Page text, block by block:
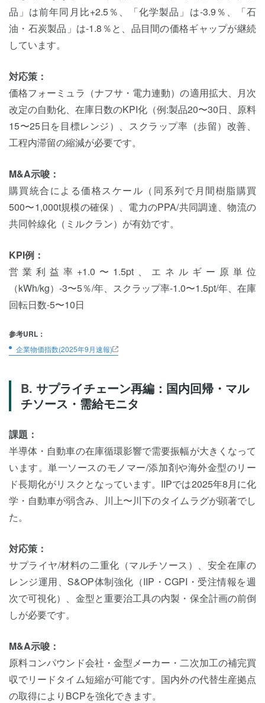
品」は前年同月比+2.5％、「化学製品」は-3.9％、「石
油・石炭製品」は-1.8％と、品目間の価格ギャップが継続
しています。
対応策：
価格フォーミュラ（ナフサ・電力連動）の適用拡大、月次
改定の自動化、在庫日数のKPI化（例:製品20〜30日、原料
15〜25日を目標レンジ）、スクラップ率（歩留）改善、
工程内滞留の縮減が必要です。
M&A示唆：
購買統合による価格スケール（同系列で月間樹脂購買
500〜1,000t規模の確保）、電力のPPA/共同調達、物流の
共同幹線化（ミルクラン）が有効です。
KPI例：
営業利益率+1.0〜1.5pt、エネルギー原単位
（kWh/kg）-3〜5％/年、スクラップ率-1.0〜1.5pt/年、在庫
回転日数-5〜10日
参考URL：
企業物価指数(2025年9月速報)
サプライチェーン再編：国内回帰・マル
チソース・需給モニタ
課題：
半導体・自動車の在庫循環影響で需要振幅が大きくなって
います。単一ソースのモノマー/添加剤や海外金型のリー
ド長期化がリスクとなっています。IIPでは2025年8月に化
学・自動車が弱含み、川上〜川下のタイムラグが顕著でし
た。
対応策：
サプライヤ/材料の二重化（マルチソース）、安全在庫の
レンジ運用、S&OP体制強化（IIP・CGPI・受注情報を週
次で可視化）、金型と重要治工具の内製・保全計画の前倒
しが必要です。
M&A示唆：
原料コンパウンド会社・金型メーカー・二次加工の補完買
収でリードタイム短縮が可能です。国内外の代替生産拠点
の取得によりBCPを強化できます。